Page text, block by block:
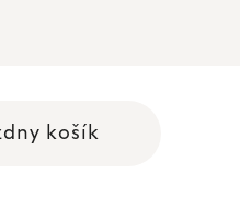
košík